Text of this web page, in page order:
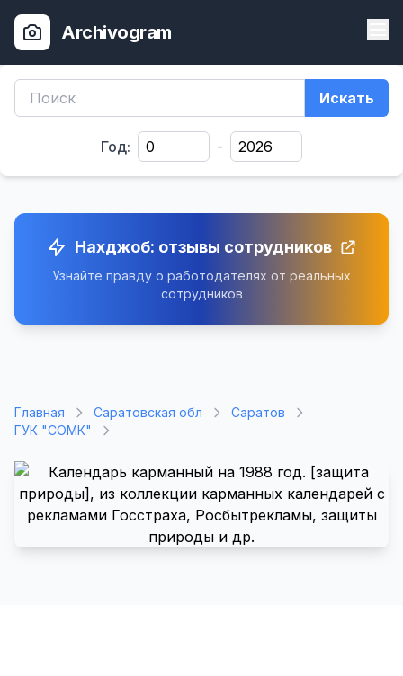
Archivogram
Искать
Год: -
Нахджоб: отзывы сотрудников
Узнайте правду о работодателях от реальных
сотрудников
Главная Саратовская обл
Саратов
ГУК "СОМК"